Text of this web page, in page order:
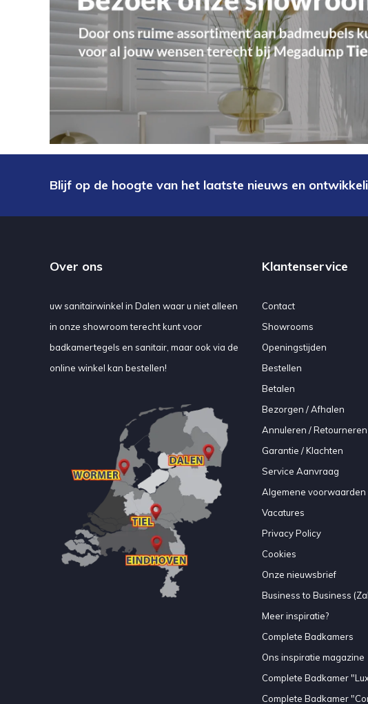
Blijf op de hoogte van het laatste nieuws en
Over ons
uw sanitairwinkel in Dalen waar u niet alleen
in onze showroom terecht kunt voor
badkamertegels en sanitair, maar ook via de
online winkel kan bestellen!
Klantenservice
Contact
Showrooms
Openingstijden
Bestellen
Betalen
Bezorgen / Afhalen
Annuleren / Retourneren
Garantie / Klachten
Service Aanvraag
Algemene voorwaarden
Vacatures
Privacy Policy
Cookies
Onze nieuwsbrief
Business to Business
Meer inspiratie?
Complete Badkamers
Ons inspiratie magazine
Complete Badkamer
Complete Badkamer